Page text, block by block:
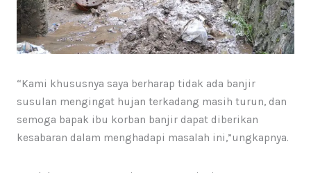
“Kami khususnya saya berharap tidak ada banjir
susulan mengingat hujan terkadang masih turun, dan
semoga bapak ibu korban banjir dapat diberikan
kesabaran dalam menghadapi masalah ini,”ungkapnya.